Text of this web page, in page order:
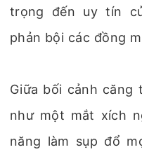
trọng đến uy tín
phản bội các đồng
Giữa bối cảnh căng
như một mắt xích
năng làm sụp đổ